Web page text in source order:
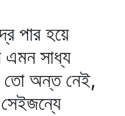
পার হয়ে
এমন সাধ্য
তো অন্ত নেই,